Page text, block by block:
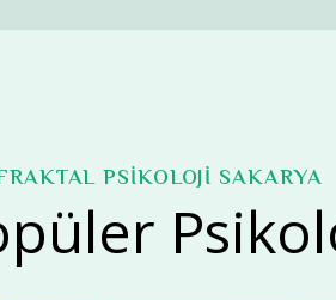
PSİKOLOJİ SAKARYA